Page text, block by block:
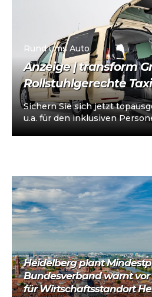
Rund ums Auto
Anzeige | transform
Rollstuhlgerechte
Sichern Sie sich jetzt
u.a. für den inklusiven
Heidelberg plant
Bundesverband warnt vor
für Wirtschaftsstandort